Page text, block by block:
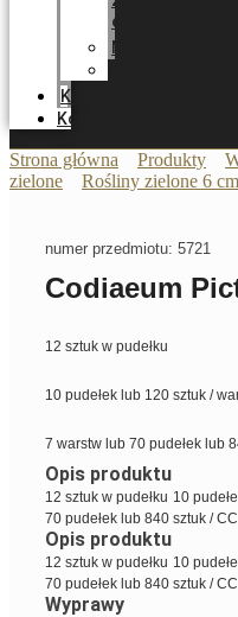
energii
Nowości
Katalog
Kontakt
Strona główna Produkty
zielone
Rośliny zielone 6 cm
numer przedmiotu: 5721
Codiaeum
12 sztuk w pudełku
10 pudełek lub 120 sztuk /
7 warstw lub 70 pudełek lub
Opis produktu
12 sztuk w pudełku 10
70 pudełek lub 840 sztuk / CC
Opis produktu
12 sztuk w pudełku 10
70 pudełek lub 840 sztuk / CC
Wyprawy